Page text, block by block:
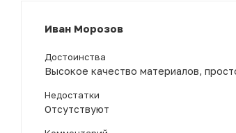
Иван Морозов
Достоинства
Высокое качество материалов,
Недостатки
Отсутствуют